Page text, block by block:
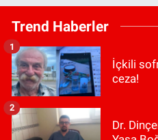
Trend Haberler
İçkili
ceza!
1
Dr.
2